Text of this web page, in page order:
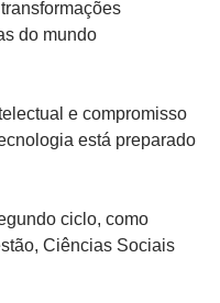
do mundo
e compromisso
está preparado
ciclo, como
Ciências Sociais